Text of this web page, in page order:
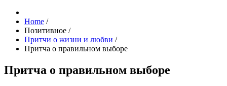
Home /
Позитивное /
Притчи о жизни и любви /
Притча о правильном выборе
Притча о правильном выборе